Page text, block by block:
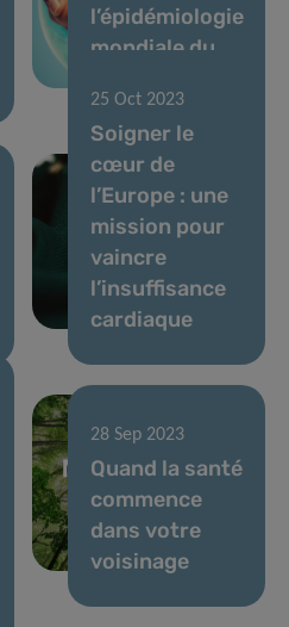
l’épidémiologie
mondiale du
25 Oct 2023
Soigner le
cœur de
l’Europe : une
mission pour
vaincre
l’insuffisance
cardiaque
28 Sep 2023
Quand la santé
commence
dans votre
voisinage